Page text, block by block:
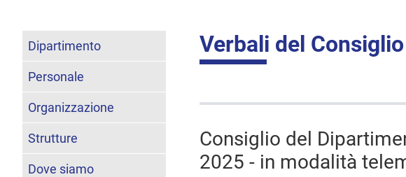
Verbali del
Consiglio del
2025 - in modalità
Dipartimento
Personale
Organizzazione
Strutture
Dove siamo